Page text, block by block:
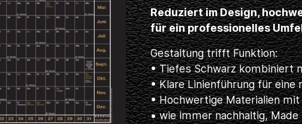
Reduziert im Design,
für ein professionelles
Gestaltung trifft Funktion:
• Tiefes Schwarz kombiniert
• Klare Linienführung für eine
• Hochwertige Materialien
• wie immer nachhaltig, Made